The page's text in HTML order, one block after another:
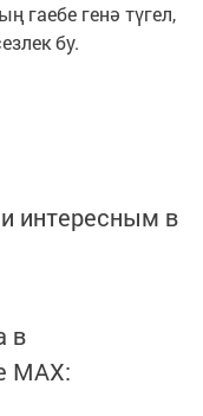
гаебе генә түгел,
бу.
интересным в
в
MАХ: